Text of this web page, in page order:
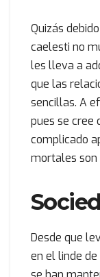
Quizás
caelesti no
les lleva a
que las
sencillas. A
pues se cree
complicado
mortales son
Desde que
en el linde